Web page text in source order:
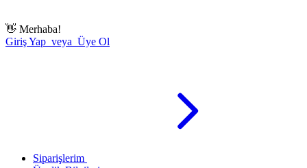
👋 Merhaba!
Giriş Yap veya Üye Ol
Siparişlerim